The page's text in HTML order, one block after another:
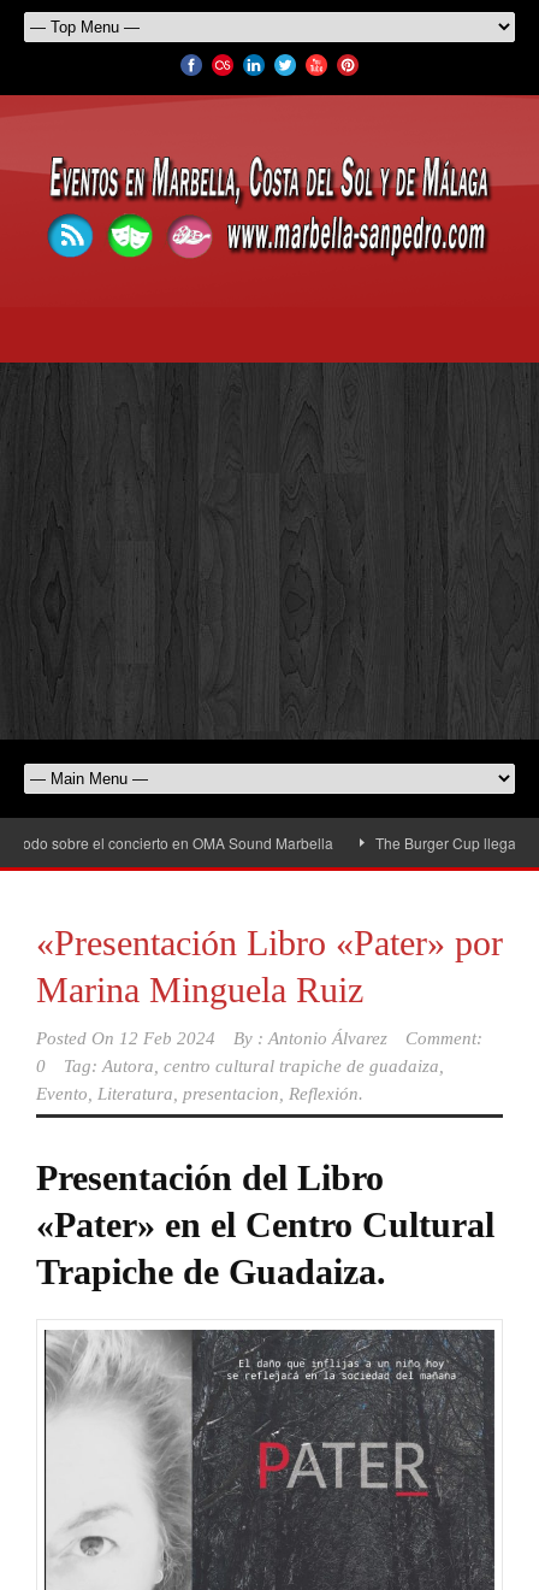
el concierto en OMA Sound Marbella The Burger Cup llega a San
«Presentación Libro «Pater» por
Marina Minguela Ruiz
Posted On 12 Feb 2024 By : Antonio Álvarez
Comment:
0
Tag: Autora centro cultural trapiche de guadaiza
Evento
Literatura presentacion Reflexión.
Presentación del Libro
«Pater» en el Centro Cultural
Trapiche de Guadaiza.